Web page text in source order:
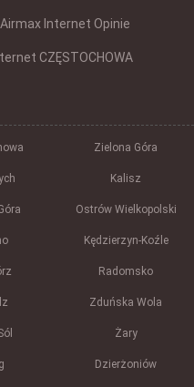
Airmax Internet Opinie
CZĘSTOCHOWA
Zielona Góra
Kalisz
Ostrów Wielkopolski
Kędzierzyn-Koźle
Radomsko
Zduńska Wola
Żary
Dzierżoniów